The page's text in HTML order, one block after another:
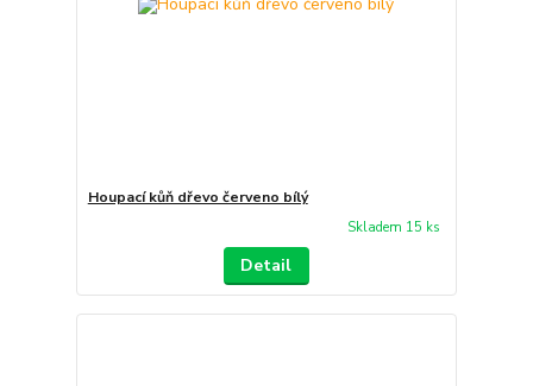
Houpací kůň dřevo červeno bílý
Skladem 15 ks
Detail